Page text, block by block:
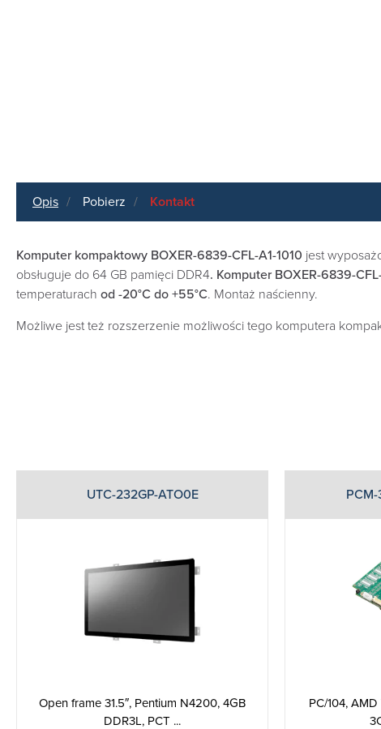
Opis Pobierz Kontakt
Komputer kompaktowy BOXER-6839-CFL-A1-1010 jest
obsługuje do 64 GB pamięci DDR4. Komputer BOXER-6839-
temperaturach od -20°C do +55°C. Montaż naścienny.
Możliwe jest też rozszerzenie możliwości tego komputera
UTC-232GP-ATO0E
Open frame 31.5″, Pentium N4200, 4GB
DDR3L, PCT ...
PC/104,